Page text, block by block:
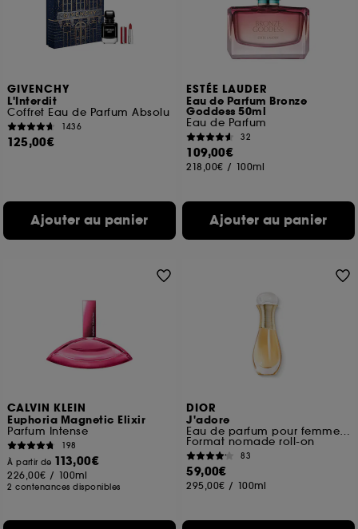
GIVENCHY
L'Interdit
Coffret Eau de Parfum Absolu
1436
125,00€
Ajouter au panier
ESTÉE LAUDER
Eau de Parfum Bronze
Goddess 50ml
Eau de Parfum
32
109,00€
218,00€ / 100ml
Ajouter au panier
CALVIN KLEIN
Euphoria Magnetic Elixir
Parfum Intense
198
À partir de 113,00€
226,00€ / 100ml
2 contenances disponibles
DIOR
J'adore
Eau de parfum pour femme roller-pearl
Format nomade roll-on
83
59,00€
295,00€ / 100ml